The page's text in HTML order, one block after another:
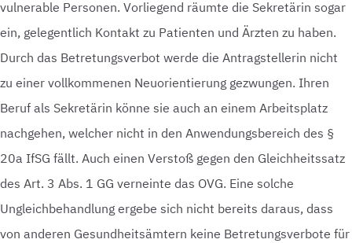
vulnerable Personen. Vorliegend räumte die Sekretärin sogar
ein, gelegentlich Kontakt zu Patienten und Ärzten zu haben.
Durch das Betretungsverbot werde die Antragstellerin nicht
zu einer vollkommenen Neuorientierung gezwungen. Ihren
Beruf als Sekretärin könne sie auch an einem Arbeitsplatz
nachgehen, welcher nicht in den Anwendungsbereich des §
20a IfSG fällt. Auch einen Verstoß gegen den Gleichheitssatz
des Art. 3 Abs. 1 GG verneinte das OVG. Eine solche
Ungleichbehandlung ergebe sich nicht bereits daraus, dass
von anderen Gesundheitsämtern keine Betretungsverbote für